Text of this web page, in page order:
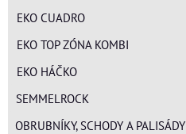
EKO CUADRO
EKO TOP ZÓNA KOMBI
EKO HÁČKO
SEMMELROCK
OBRUBNÍKY, SCHODY A PALISÁDY